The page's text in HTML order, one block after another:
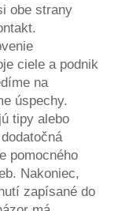
obe strany
ciele a podnik
na
úspechy.
tipy alebo
pomocného
Nakoniec,
zapísané do